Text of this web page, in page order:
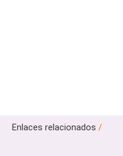
Enlaces relacionados /